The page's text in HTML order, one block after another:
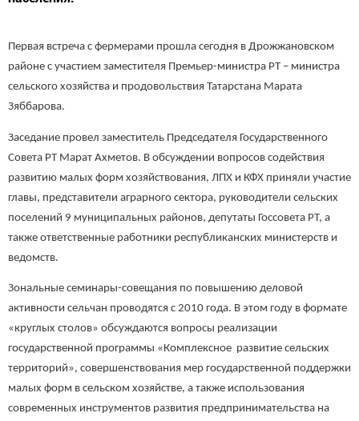
Первая встреча с фермерами прошла сегодня в Дрожжановском
районе с участием заместителя Премьер-министра РТ – министра
сельского хозяйства и продовольствия Татарстана Марата
Зяббарова.
Заседание провел заместитель Председателя Государственного
Совета РТ Марат Ахметов. В обсуждении вопросов содействия
развитию малых форм хозяйствования, ЛПХ и КФХ приняли участие
главы, представители аграрного сектора, руководители сельских
поселений 9 муниципальных районов, депутаты Госсовета РТ, а
также ответственные работники республиканских министерств и
ведомств.
Зональные семинары-совещания по повышению деловой
активности сельчан проводятся с 2010 года. В этом году в формате
«круглых столов» обсуждаются вопросы реализации
государственной программы «Комплексное развитие сельских
территорий», совершенствования мер государственной поддержки
малых форм в сельском хозяйстве, а также использования
современных инструментов развития предпринимательства на